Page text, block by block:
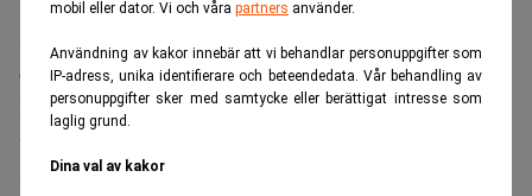
mobil eller dator. Vi och våra partners använder.
Användning av kakor innebär att vi behandlar personuppgifter som
IP-adress, unika identifierare och beteendedata. Vår behandling av
personuppgifter sker med samtycke eller berättigat intresse som
laglig grund.
Dina val av kakor
depåbevis som inbringat omkring 26,5 miljarder dollar.
Noteringen ger amerikanska investerare enklare tillgång
till en av de största vinnarna på den snabbt växande AI-
marknaden.